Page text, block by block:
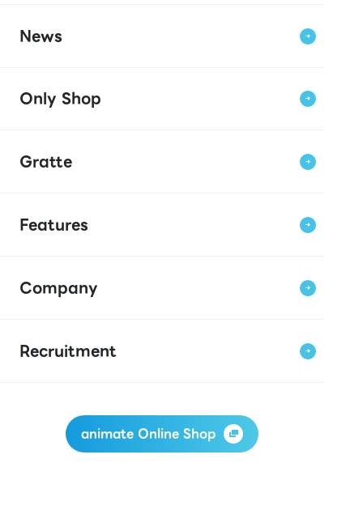
News
Only Shop
Gratte
Features
Company
Recruitment
animate Online Shop